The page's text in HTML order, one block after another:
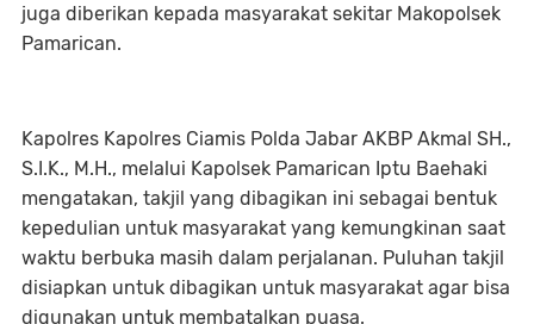
juga diberikan kepada masyarakat sekitar Makopolsek
Pamarican.
Kapolres Kapolres Ciamis Polda Jabar AKBP Akmal SH.,
S.I.K., M.H., melalui Kapolsek Pamarican Iptu Baehaki
mengatakan, takjil yang dibagikan ini sebagai bentuk
kepedulian untuk masyarakat yang kemungkinan saat
waktu berbuka masih dalam perjalanan. Puluhan takjil
disiapkan untuk dibagikan untuk masyarakat agar bisa
digunakan untuk membatalkan puasa.